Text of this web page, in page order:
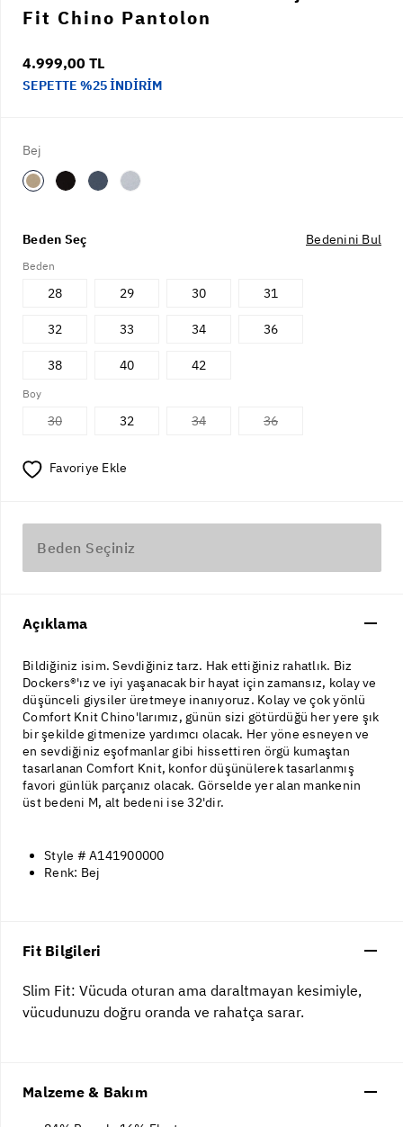
Fit Chino Pantolon
4.999,00 TL
SEPETTE %25 İNDİRİM
Bej
Beden Seç Bedenini Bul
Beden
28 29 30 31
32 33 34 36
38 40 42
Boy
30 32 34 36
Favoriye Ekle
Beden Seçiniz
Açıklama
Bildiğiniz isim. Sevdiğiniz tarz. Hak ettiğiniz rahatlık. Biz
Dockers®'ız ve iyi yaşanacak bir hayat için zamansız, kolay ve
düşünceli giysiler üretmeye inanıyoruz. Kolay ve çok yönlü
Comfort Knit Chino'larımız, günün sizi götürdüğü her yere şık
bir şekilde gitmenize yardımcı olacak. Her yöne esneyen ve
en sevdiğiniz eşofmanlar gibi hissettiren örgü kumaştan
tasarlanan Comfort Knit, konfor düşünülerek tasarlanmış
favori günlük parçanız olacak. Görselde yer alan mankenin
üst bedeni M, alt bedeni ise 32'dir.
Style # A141900000
Renk: Bej
Fit Bilgileri
Slim Fit: Vücuda oturan ama daraltmayan kesimiyle,
vücudunuzu doğru oranda ve rahatça sarar.
Malzeme & Bakım